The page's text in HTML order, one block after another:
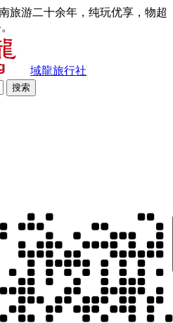
旅游二十余年，纯玩优享，物超
域龍旅行社
搜索